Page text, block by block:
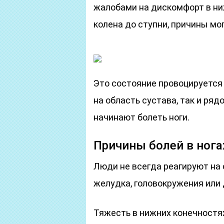
жалобами на дискомфорт в
колена до ступни, причины
Это состояние
на область сустава, так и
начинают болеть ноги.
Причины болей в
Люди не всегда реагируют на
желудка, головокружения или
Тяжесть в нижних